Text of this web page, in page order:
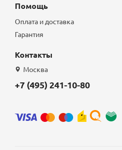
Помощь
Оплата и доставка
Гарантия
Контакты
Москва
+7 (495) 241-10-80